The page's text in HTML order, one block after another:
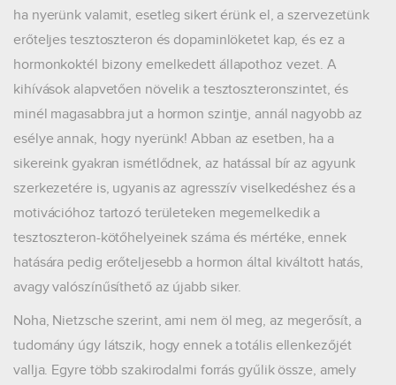
ha nyerünk valamit, esetleg sikert érünk el, a szervezetünk
erőteljes tesztoszteron és dopaminlöketet kap, és ez a
hormonkoktél bizony emelkedett állapothoz vezet. A
kihívások alapvetően növelik a tesztoszteronszintet, és
minél magasabbra jut a hormon szintje, annál nagyobb az
esélye annak, hogy nyerünk! Abban az esetben, ha a
sikereink gyakran ismétlődnek, az hatással bír az agyunk
szerkezetére is, ugyanis az agresszív viselkedéshez és a
motivációhoz tartozó területeken megemelkedik a
tesztoszteron-kötőhelyeinek száma és mértéke, ennek
hatására pedig erőteljesebb a hormon által kiváltott hatás,
avagy valószínűsíthető az újabb siker.
Noha, Nietzsche szerint, ami nem öl meg, az megerősít, a
tudomány úgy látszik, hogy ennek a totális ellenkezőjét
vallja. Egyre több szakirodalmi forrás gyűlik össze, amely